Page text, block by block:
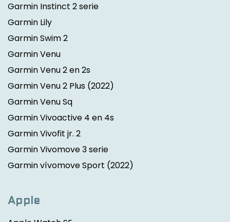
Garmin Instinct 2 serie
Garmin Lily
Garmin Swim 2
Garmin Venu
Garmin Venu 2 en 2s
Garmin Venu 2 Plus (2022)
Garmin Venu Sq
Garmin Vivoactive 4 en 4s
Garmin Vivofit jr. 2
Garmin Vivomove 3 serie
Garmin vívomove Sport (2022)
Apple